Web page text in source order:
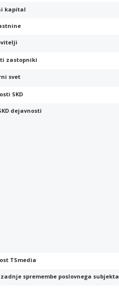
kapital
zastopniki
svet
SKD
dejavnosti
TSmedia
spremembe poslovnega subjekta